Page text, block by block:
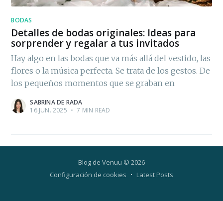
BODAS
Detalles de bodas originales: Ideas para
sorprender y regalar a tus invitados
Hay algo en las bodas que va más allá del vestido, las
flores o la música perfecta. Se trata de los gestos. De
los pequeños momentos que se graban en
SABRINA DE RADA
16 JUN. 2025 • 7 MIN READ
Blog de Venuu © 2026
Configuración de cookies
Latest Posts